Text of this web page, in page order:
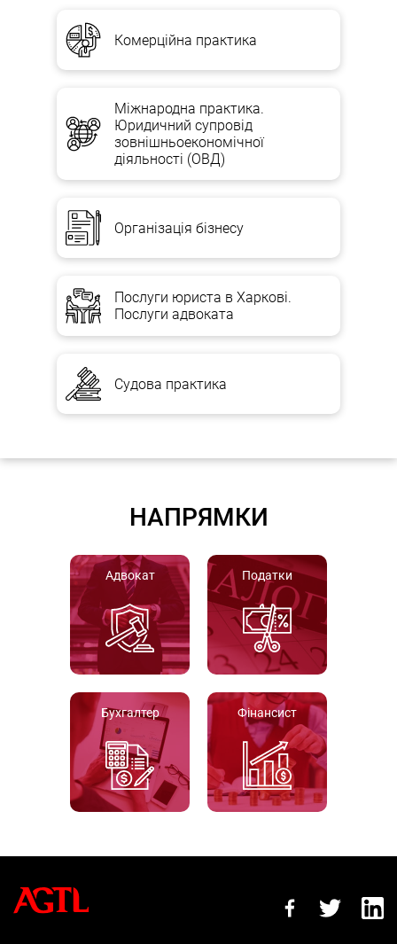
Комерційна практика
Міжнародна практика.
Юридичний супровід
зовнішньоекономічної
діяльності (ОВД)
Організація бізнесу
Послуги юриста в Харкові.
Послуги адвоката
Судова практика
НАПРЯМКИ
Адвокат Податки
Бухгалтер Фінансист